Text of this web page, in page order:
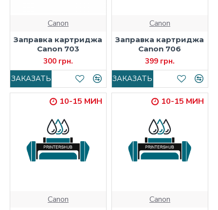
Canon
Заправка картриджа
Canon 703
300 грн.
ЗАКАЗАТЬ
Canon
Заправка картриджа
Canon 706
399 грн.
ЗАКАЗАТЬ
10-15 МИН
Canon
10-15 МИН
Canon